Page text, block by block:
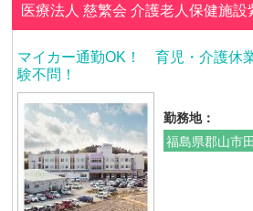
医療法人 慈繁会介護老人保健施設
マイカー通勤OK！ 育児・介護休
験不問！
勤務地：
福島県郡山市